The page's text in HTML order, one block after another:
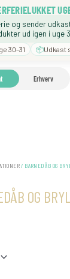
og sender
ud igen i uge
30–31 📦Udkast
Erhverv
/ BARNEDÅB OG
OG